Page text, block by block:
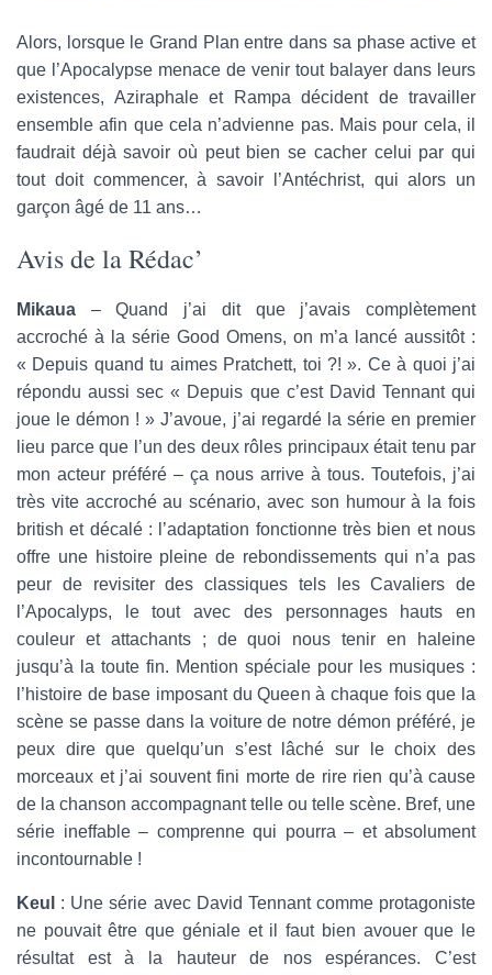
Alors, lorsque le Grand Plan entre dans sa phase active et
que l’Apocalypse menace de venir tout balayer dans leurs
existences, Aziraphale et Rampa décident de travailler
ensemble afin que cela n’advienne pas. Mais pour cela, il
faudrait déjà savoir où peut bien se cacher celui par qui
tout doit commencer, à savoir l’Antéchrist, qui alors un
garçon âgé de 11 ans…
Avis de la Rédac’
Mikaua – Quand j’ai dit que j’avais complètement
accroché à la série Good Omens, on m’a lancé aussitôt :
« Depuis quand tu aimes Pratchett, toi ?! ». Ce à quoi j’ai
répondu aussi sec « Depuis que c’est David Tennant qui
joue le démon ! » J’avoue, j’ai regardé la série en premier
lieu parce que l’un des deux rôles principaux était tenu par
mon acteur préféré – ça nous arrive à tous. Toutefois, j’ai
très vite accroché au scénario, avec son humour à la fois
british et décalé : l’adaptation fonctionne très bien et nous
offre une histoire pleine de rebondissements qui n’a pas
peur de revisiter des classiques tels les Cavaliers de
l’Apocalyps, le tout avec des personnages hauts en
couleur et attachants ; de quoi nous tenir en haleine
jusqu’à la toute fin. Mention spéciale pour les musiques :
l’histoire de base imposant du Queen à chaque fois que la
scène se passe dans la voiture de notre démon préféré, je
peux dire que quelqu’un s’est lâché sur le choix des
morceaux et j’ai souvent fini morte de rire rien qu’à cause
de la chanson accompagnant telle ou telle scène. Bref, une
série ineffable – comprenne qui pourra – et absolument
incontournable !
Keul
: Une série avec David Tennant comme protagoniste
ne pouvait être que géniale et il faut bien avouer que le
résultat est à la hauteur de nos espérances. C’est